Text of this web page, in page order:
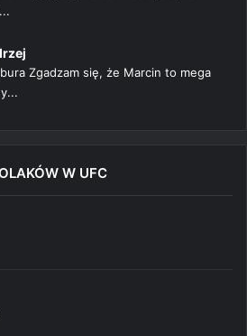
Zgadzam się, że Marcin to mega
W UFC